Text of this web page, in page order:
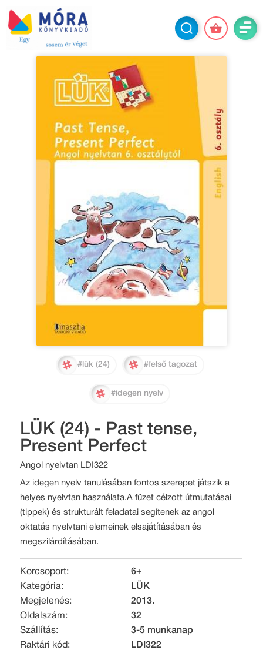
#lük (24) #felső tagozat
#idegen nyelv
LÜK (24) - Past tense,
Present Perfect
Angol nyelvtan LDI322
Az idegen nyelv tanulásában fontos szerepet játszik a
helyes nyelvtan használata.A füzet célzott útmutatásai
(tippek) és strukturált feladatai segítenek az angol
oktatás nyelvtani elemeinek elsajátításában és
megszilárdításában.
Korcsoport:
6+
Kategória:
LÜK
Megjelenés:
2013.
Oldalszám:
32
Szállítás:
3-5 munkanap
Raktári kód:
LDI322